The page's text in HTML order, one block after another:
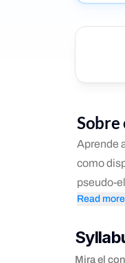
Sobre
Aprende
como
pseudo-
Read more
Mira el